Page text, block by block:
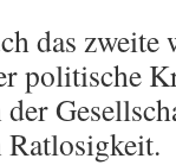
das
politische
Ratlosigkeit.